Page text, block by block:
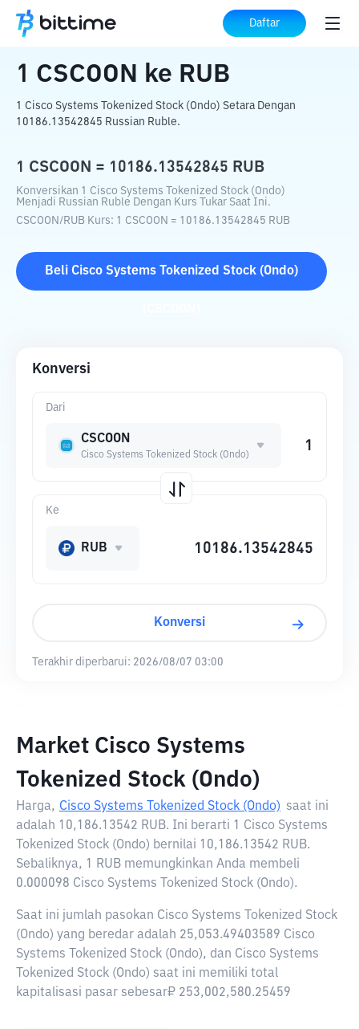
Daftar
Beranda Konverter Kripto CSCOON ke RUB
1 CSCOON ke RUB
1 Cisco Systems Tokenized Stock (Ondo) Setara Dengan
10186.13542845 Russian Ruble.
1 CSCOON = 10186.13542845 RUB
Konversikan 1 Cisco Systems Tokenized Stock (Ondo)
Menjadi Russian Ruble Dengan Kurs Tukar Saat Ini.
CSCOON/RUB Kurs: 1 CSCOON = 10186.13542845 RUB
Beli Cisco Systems Tokenized Stock (Ondo)
Konversi
Dari
CSCOON
Cisco Systems Tokenized Stock (Ondo)
Ke
RUB
Konversi
Terakhir diperbarui: 2026/08/07 03:00
Market Cisco Systems
Tokenized Stock (Ondo)
Harga, Cisco Systems Tokenized Stock (Ondo) saat ini
adalah 10,186.13542 RUB. Ini berarti 1 Cisco Systems
Tokenized Stock (Ondo) bernilai 10,186.13542 RUB.
Sebaliknya, 1 RUB memungkinkan Anda membeli
0.000098 Cisco Systems Tokenized Stock (Ondo).
Saat ini jumlah pasokan Cisco Systems Tokenized Stock
(Ondo) yang beredar adalah 25,053.49403589 Cisco
Systems Tokenized Stock (Ondo), dan Cisco Systems
Tokenized Stock (Ondo) saat ini memiliki total
kapitalisasi pasar sebesar₽ 253,002,580.25459